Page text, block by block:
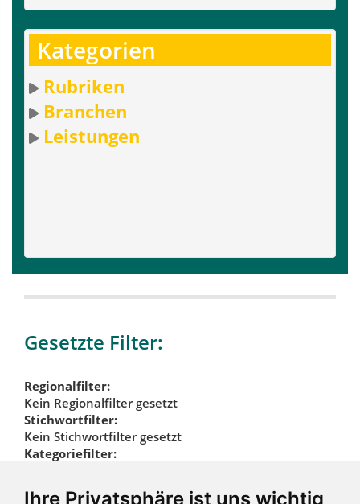
Ihre Privatsphäre ist uns wichtig
Kategorien
Rubriken
Branchen
Leistungen
Gesetzte Filter:
Regionalfilter:
Kein Regionalfilter gesetzt
Stichwortfilter:
Kein Stichwortfilter gesetzt
Kategoriefilter: